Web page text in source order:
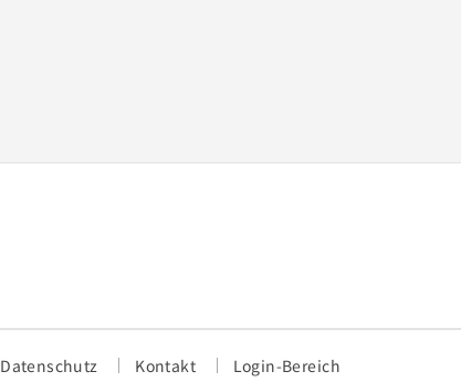
Datenschutz Kontakt Login-Bereich